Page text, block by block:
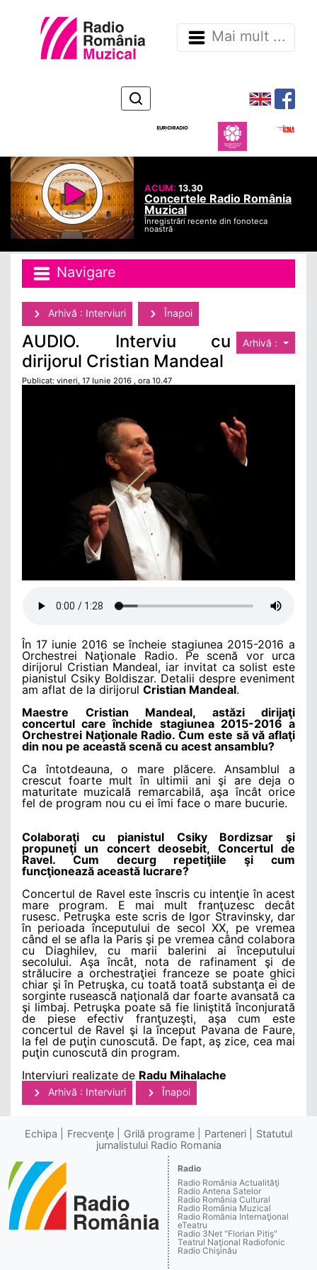
Mai mult ...
ACUM:13.30
Concertele Radio România
Muzical
Înregistrări recente din fonoteca
noastră
Navigare
Arhivă : Interviuri Înapoi
Arhivă :
AUDIO. Interviu cu
dirijorul Cristian Mandeal
Publicat: vineri, 17 Iunie 2016 , ora 10.47
În 17 iunie 2016 se încheie stagiunea 2015-2016 a
Orchestrei Naţionale Radio. Pe scenă vor urca
dirijorul Cristian Mandeal, iar invitat ca solist este
pianistul Csiky Boldiszar. Detalii despre eveniment
am aflat de la dirijorul Cristian Mandeal.
Maestre Cristian Mandeal, astăzi dirijaţi
concertul care închide stagiunea 2015-2016 a
Orchestrei Naţionale Radio. Cum este să vă aflaţi
din nou pe această scenă cu acest ansamblu?
Ca întotdeauna, o mare plăcere. Ansamblul a
crescut foarte mult în ultimii ani şi are deja o
maturitate muzicală remarcabilă, aşa încât orice
fel de program nou cu ei îmi face o mare bucurie.
Colaboraţi cu pianistul Csiky Bordizsar şi
propuneţi un concert deosebit, Concertul de
Ravel. Cum decurg repetiţiile şi cum
funcţionează această lucrare?
Concertul de Ravel este înscris cu intenţie în acest
mare program. E mai mult franţuzesc decât
rusesc. Petruşka este scris de Igor Stravinsky, dar
în perioada începutului de secol XX, pe vremea
când el se afla la Paris şi pe vremea când colabora
cu Diaghilev, cu marii balerini ai începutului
secolului. Aşa încât, nota de rafinament şi de
strălucire a orchestraţiei franceze se poate ghici
chiar şi în Petruşka, cu toată toată substanţa ei de
sorginte rusească naţională dar foarte avansată ca
şi limbaj. Petruşka poate să fie liniştită înconjurată
de piese efectiv franţuzeşti, aşa cum este
concertul de Ravel şi la început Pavana de Faure,
la fel de puţin cunoscută. De fapt, aş zice, cea mai
puţin cunoscută din program.
Interviuri realizate de Radu Mihalache
Arhivă : Interviuri Înapoi
Echipa Frecvenţe Grilă programe Parteneri
Statutul
jurnalistului Radio Romania
Radio
Radio România Actualităţi
Radio Antena Satelor
Radio România Cultural
Radio România Muzical
Radio România Internaţional
eTeatru
Radio 3Net "Florian Pitiş"
Teatrul Naţional Radiofonic
Radio Chişinău